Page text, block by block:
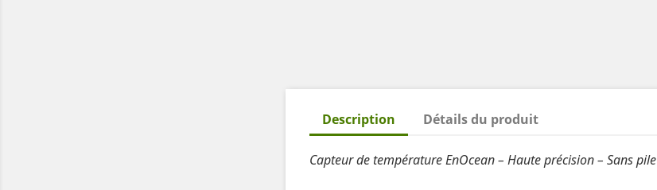
Description Détails du produit
Capteur de température EnOcean – Haute précision – Sans pile